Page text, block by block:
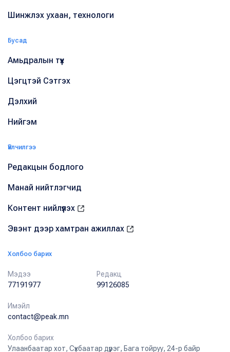
Шинжлэх ухаан, технологи
Бусад
Амьдралын түүх
Цэгцтэй Сэтгэх
Дэлхий
Нийгэм
Үйлчилгээ
Редакцын бодлого
Манай нийтлэгчид
Контент нийлүүлэх
Эвэнт дээр хамтран ажиллах
Холбоо барих
Мэдээ
77191977
Редакц
99126085
Имэйл
contact@peak.mn
Холбоо барих
Улаанбаатар хот, Сүхбаатар дүүрэг, Бага тойруу, 24-р байр